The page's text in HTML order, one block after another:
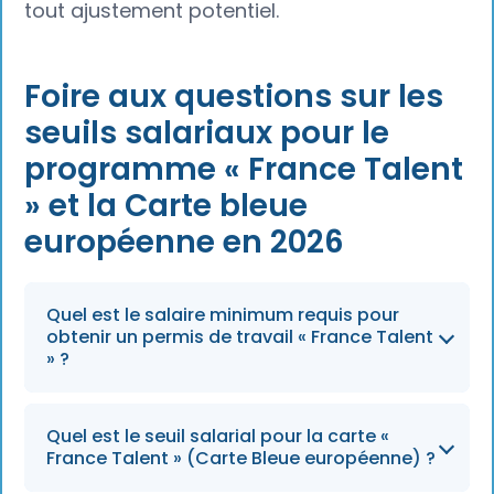
tout ajustement potentiel.
Foire aux questions sur les
seuils salariaux pour le
programme « France Talent
» et la Carte bleue
européenne en 2026
Quel est le salaire minimum requis pour
obtenir un permis de travail « France Talent
» ?
Le salaire de référence pour le permis de
séjour « Talent-Qualified Employee » est fixé à
Quel est le seuil salarial pour la carte «
France Talent » (Carte Bleue européenne) ?